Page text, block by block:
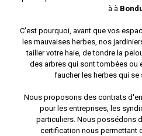
à à
C'est pourquoi, avant que vos
les mauvaises herbes, nos
tailler votre haie, de tondre la
des arbres qui sont tombées ou
faucher les herbes qui se
Nous proposons des contrats
pour les entreprises, les
particuliers. Nous possédons
certification nous permettant